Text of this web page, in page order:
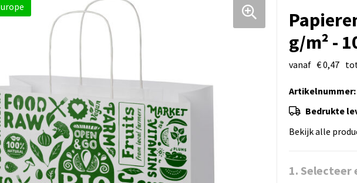
g/m² -
vanaf € 0,47
Artikelnummer:
Bedrukte
Bekijk alle
1. Selecteer